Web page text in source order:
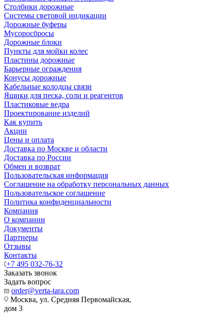
Столбики дорожные
Системы световой индикации
Дорожные буферы
Мусоросбросы
Дорожные блоки
Пункты для мойки колес
Пластины дорожные
Барьерные ограждения
Конусы дорожные
Кабельные колодцы связи
Ящики для песка, соли и реагентов
Пластиковые ведра
Проектирование изделий
Как купить
Акции
Цены и оплата
Доставка по Москве и области
Доставка по России
Обмен и возврат
Пользовательская информация
Соглашение на обработку персональных данных
Пользовательское соглашение
Политика конфиденциальности
Компания
О компании
Документы
Партнеры
Отзывы
Контакты
+7 495 032-76-32
Заказать звонок
Задать вопрос
order@verta-tara.com
Москва, ул. Средняя Первомайская,
дом 3